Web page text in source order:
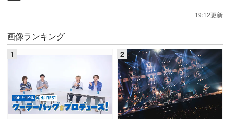
19:12更新
画像ランキング